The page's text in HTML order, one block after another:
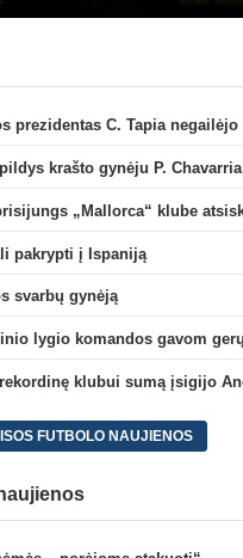
krašto gynėju P. Chavarria
pakrypti į Ispaniją
svarbų gynėją
FUTBOLO NAUJIENOS